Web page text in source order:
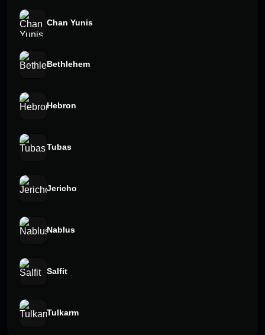
Chan Yunis
Bethlehem
Hebron
Tubas
Jericho
Nablus
Salfit
Tulkarm